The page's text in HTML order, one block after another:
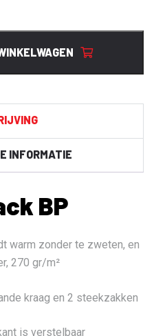
INFORMATIE
BP
warm zonder te zweten, en
270 gr/m²
kraag en 2 steekzakken
is verstelbaar